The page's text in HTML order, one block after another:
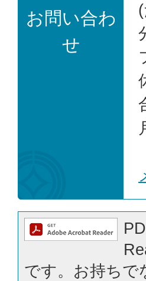
お問い合わ
せ
です。お持ちで